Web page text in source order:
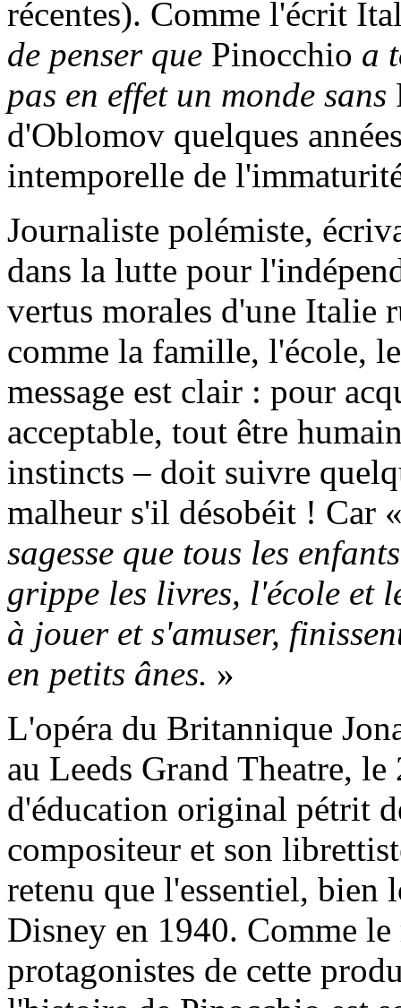
récentes). Comme l'écrit
de penser que Pinocchio a
pas en effet un monde sans
d'Oblomov quelques
intemporelle de
Journaliste polémiste,
dans la lutte pour
vertus morales d'une Italie
comme la famille, l'école,
message est clair : pour
acceptable, tout être
instincts – doit suivre
malheur s'il désobéit ! Car
sagesse que tous les
grippe les livres, l'école et
à jouer et s'amuser,
en petits ânes. »
L'opéra du Britannique
au Leeds Grand Theatre,
d'éducation original pétrit
compositeur et son
retenu que l'essentiel, bien
Disney en 1940. Comme
protagonistes de cette